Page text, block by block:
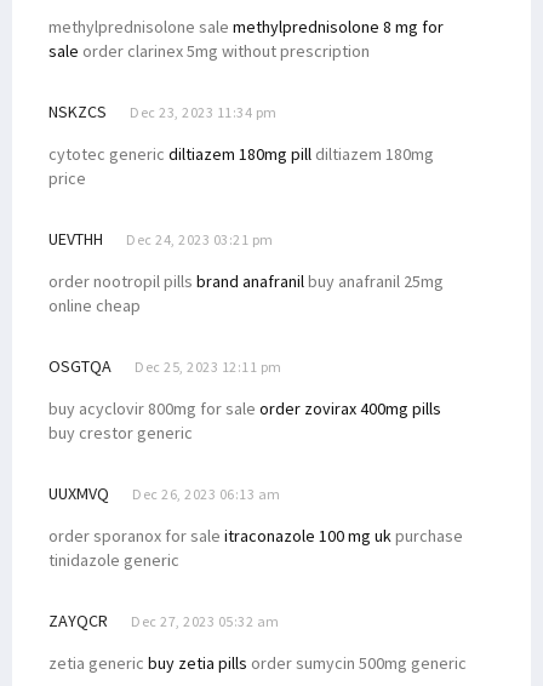
methylprednisolone sale methylprednisolone 8 mg for
sale order clarinex 5mg without prescription
NSKZCS Dec 23, 2023 11:34 pm
cytotec generic diltiazem 180mg pill diltiazem 180mg
price
UEVTHH Dec 24, 2023 03:21 pm
order nootropil pills brand anafranilbuy anafranil 25mg
online cheap
OSGTQA Dec 25, 2023 12:11 pm
buy acyclovir 800mg for sale order zovirax 400mg pills
buy crestor generic
UUXMVQ Dec 26, 2023 06:13 am
order sporanox for sale itraconazole 100 mg ukpurchase
tinidazole generic
ZAYQCR Dec 27, 2023 05:32 am
zetia generic buy zetia pills order sumycin 500mg generic